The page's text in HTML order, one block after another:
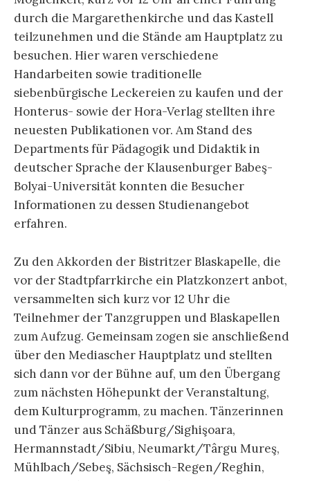
durch die Margarethenkirche und das Kastell
teilzunehmen und die Stände am Hauptplatz zu
besuchen. Hier waren verschiedene
Handarbeiten sowie traditionelle
siebenbürgische Leckereien zu kaufen und der
Honterus- sowie der Hora-Verlag stellten ihre
neuesten Publikationen vor. Am Stand des
Departments für Pädagogik und Didaktik in
deutscher Sprache der Klausenburger Babeş-
Bolyai-Universität konnten die Besucher
Informationen zu dessen Studienangebot
erfahren.
Zu den Akkorden der Bistritzer Blaskapelle, die
vor der Stadtpfarrkirche ein Platzkonzert anbot,
versammelten sich kurz vor 12 Uhr die
Teilnehmer der Tanzgruppen und Blaskapellen
zum Aufzug. Gemeinsam zogen sie anschließend
über den Mediascher Hauptplatz und stellten
sich dann vor der Bühne auf, um den Übergang
zum nächsten Höhepunkt der Veranstaltung,
dem Kulturprogramm, zu machen. Tänzerinnen
und Tänzer aus Schäßburg/Sighişoara,
Hermannstadt/Sibiu, Neumarkt/Târgu Mureş,
Mühlbach/Sebeş, Sächsisch-Regen/Reghin,